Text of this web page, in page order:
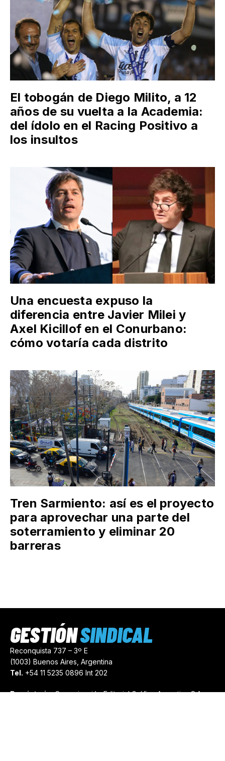
El tobogán de Diego Milito, a 12
años de su vuelta a la Academia:
del ídolo en el Racing Positivo a
los insultos
Una encuesta expuso la
diferencia entre Javier Milei y
Axel Kicillof en el Conurbano:
cómo votaría cada distrito
Tren Sarmiento: así es el proyecto
para aprovechar una parte del
soterramiento y eliminar 20
barreras
Reconquista 737 – 3º E
(1003) Buenos Aires, Argentina
Tel. +54 11 5235 0896 Int 202
Propietario:Comunicación Editorial Gráfica Argentina S.A.
GESTIÓNSINDICAL